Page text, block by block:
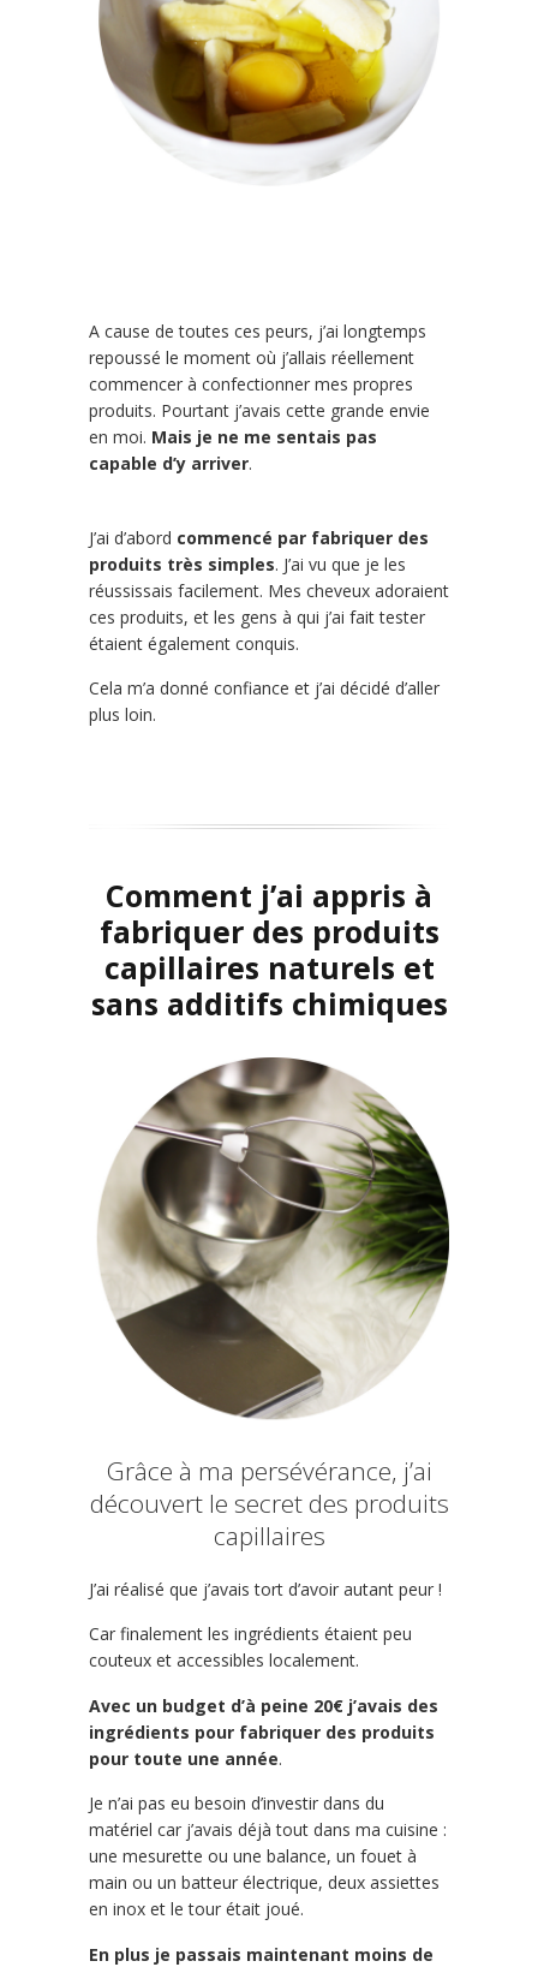
A cause de toutes ces peurs, j’ai longtemps
repoussé le moment où j’allais réellement
commencer à confectionner mes propres
produits. Pourtant j’avais cette grande envie
en moi. Mais je ne me sentais pas
capable d’y arriver.
J’ai d’abord commencé par fabriquer des
produits très simples. J’ai vu que je les
réussissais facilement. Mes cheveux adoraient
ces produits, et les gens à qui j’ai fait tester
étaient également conquis.
Cela m’a donné confiance et j’ai décidé d’aller
plus loin.
Comment j’ai appris à
fabriquer des produits
capillaires naturels et
sans additifs chimiques
Grâce à ma persévérance, j’ai
découvert le secret des produits
capillaires
J’ai réalisé que j’avais tort d’avoir autant peur !
Car finalement les ingrédients étaient peu
couteux et accessibles localement.
Avec un budget d’à peine 20€ j’avais des
ingrédients pour fabriquer des produits
pour toute une année.
Je n’ai pas eu besoin d’investir dans du
matériel car j’avais déjà tout dans ma cuisine :
une mesurette ou une balance, un fouet à
main ou un batteur électrique, deux assiettes
en inox et le tour était joué.
En plus je passais maintenant moins de